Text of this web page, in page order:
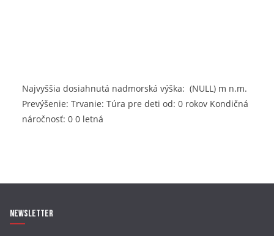
Najvyššia dosiahnutá nadmorská výška: (NULL) m n.m.
Prevýšenie: Trvanie: Túra pre deti od: 0 rokov Kondičná
náročnosť: 0 0 letná
Newsletter